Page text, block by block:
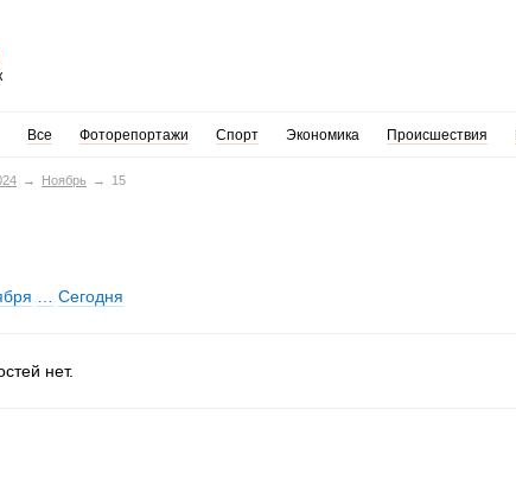
Все Фоторепортажи Спорт Экономика Происшествия
Ноябрь 15
Сегодня
нет.